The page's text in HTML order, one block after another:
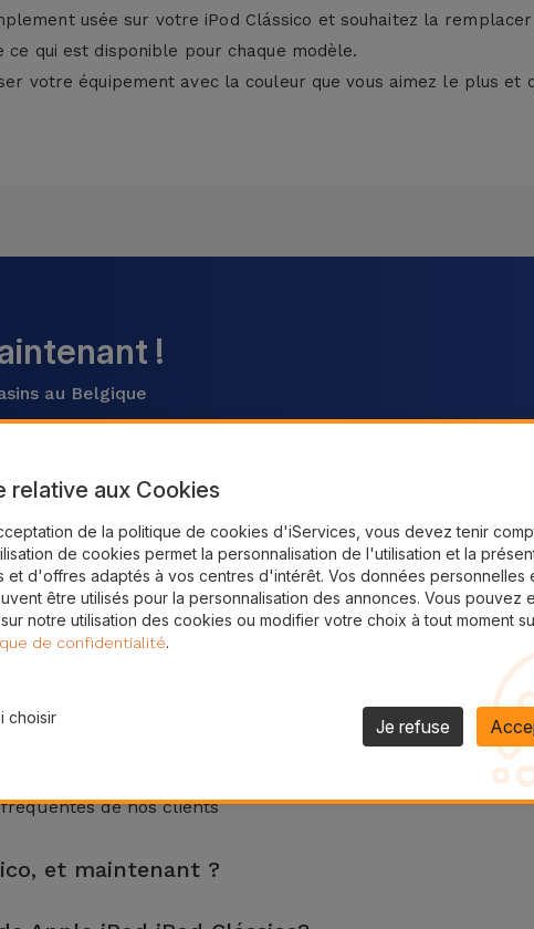
usée sur votre iPod Clássico et souhaitez la
qui est disponible pour chaque modèle.
votre équipement avec la couleur que vous aimez le plus
!
au Belgique
de nos clients
et maintenant ?
relative aux Cookies
de la politique de cookies d'iServices, vous devez tenir
de cookies permet la personnalisation de l'utilisation et la
et d'offres adaptés à vos centres d'intérêt. Vos données personnelles
être utilisés pour la personnalisation des annonces. Vous pouvez
notre utilisation des cookies ou modifier votre choix à tout moment
de confidentialité.
choisir Je refuse